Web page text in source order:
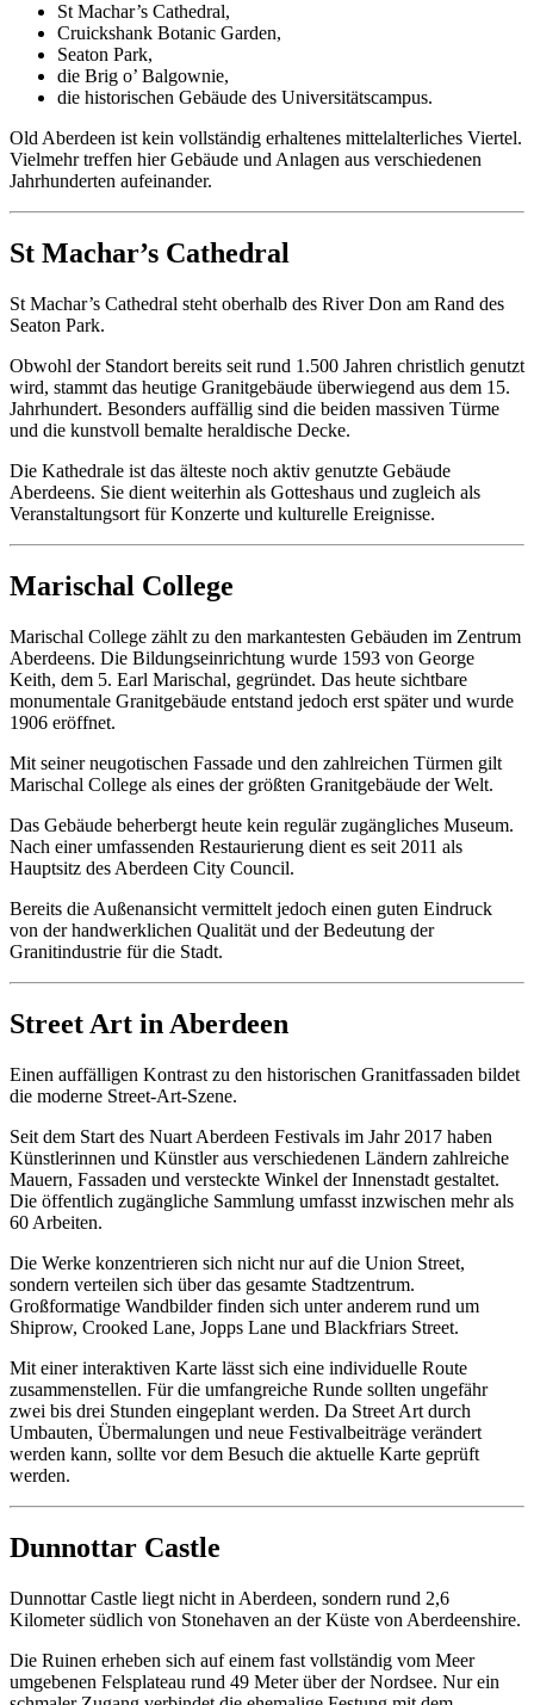
St Machar’s Cathedral,
Cruickshank Botanic Garden,
Seaton Park,
die Brig o’ Balgownie,
die historischen Gebäude des Universitätscampus.
Old Aberdeen ist kein vollständig erhaltenes mittelalterliches Viertel.
Vielmehr treffen hier Gebäude und Anlagen aus verschiedenen
Jahrhunderten aufeinander.
St Machar’s Cathedral
St Machar’s Cathedral steht oberhalb des River Don am Rand des
Seaton Park.
Obwohl der Standort bereits seit rund 1.500 Jahren christlich genutzt
wird, stammt das heutige Granitgebäude überwiegend aus dem 15.
Jahrhundert. Besonders auffällig sind die beiden massiven Türme
und die kunstvoll bemalte heraldische Decke.
Die Kathedrale ist das älteste noch aktiv genutzte Gebäude
Aberdeens. Sie dient weiterhin als Gotteshaus und zugleich als
Veranstaltungsort für Konzerte und kulturelle Ereignisse.
Marischal College
Marischal College zählt zu den markantesten Gebäuden im Zentrum
Aberdeens. Die Bildungseinrichtung wurde 1593 von George
Keith, dem 5. Earl Marischal, gegründet. Das heute sichtbare
monumentale Granitgebäude entstand jedoch erst später und wurde
1906 eröffnet.
Mit seiner neugotischen Fassade und den zahlreichen Türmen gilt
Marischal College als eines der größten Granitgebäude der Welt.
Das Gebäude beherbergt heute kein regulär zugängliches Museum.
Nach einer umfassenden Restaurierung dient es seit 2011 als
Hauptsitz des Aberdeen City Council.
Bereits die Außenansicht vermittelt jedoch einen guten Eindruck
von der handwerklichen Qualität und der Bedeutung der
Granitindustrie für die Stadt.
Street Art in Aberdeen
Einen auffälligen Kontrast zu den historischen Granitfassaden bildet
die moderne Street-Art-Szene.
Seit dem Start des Nuart Aberdeen Festivals im Jahr 2017 haben
Künstlerinnen und Künstler aus verschiedenen Ländern zahlreiche
Mauern, Fassaden und versteckte Winkel der Innenstadt gestaltet.
Die öffentlich zugängliche Sammlung umfasst inzwischen mehr als
60 Arbeiten.
Die Werke konzentrieren sich nicht nur auf die Union Street,
sondern verteilen sich über das gesamte Stadtzentrum.
Großformatige Wandbilder finden sich unter anderem rund um
Shiprow, Crooked Lane, Jopps Lane und Blackfriars Street.
Mit einer interaktiven Karte lässt sich eine individuelle Route
zusammenstellen. Für die umfangreiche Runde sollten ungefähr
zwei bis drei Stunden eingeplant werden. Da Street Art durch
Umbauten, Übermalungen und neue Festivalbeiträge verändert
werden kann, sollte vor dem Besuch die aktuelle Karte geprüft
werden.
Dunnottar Castle
Dunnottar Castle liegt nicht in Aberdeen, sondern rund 2,6
Kilometer südlich von Stonehaven an der Küste von Aberdeenshire.
Die Ruinen erheben sich auf einem fast vollständig vom Meer
umgebenen Felsplateau rund 49 Meter über der Nordsee. Nur ein